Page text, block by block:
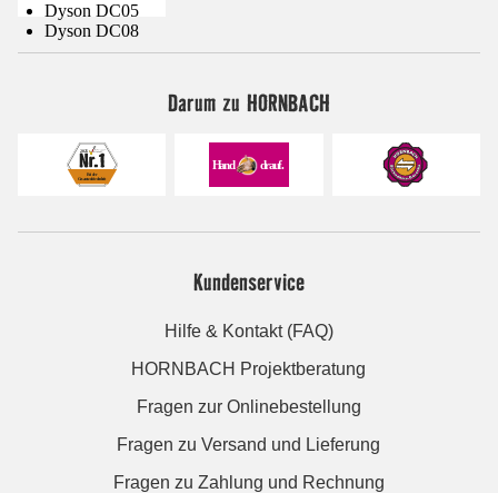
Dyson DC05
Dyson DC08
Darum zu HORNBACH
Kundenservice
Hilfe & Kontakt (FAQ)
HORNBACH Projektberatung
Fragen zur Onlinebestellung
Fragen zu Versand und Lieferung
Fragen zu Zahlung und Rechnung